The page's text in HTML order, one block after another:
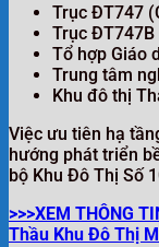
Trục ĐT747
Trục ĐT747B
Tổ hợp Giáo
Trung tâm
Khu đô thị
Việc ưu tiên hạ
hướng phát triển
bộ Khu Đô Thị Số
>>>XEM THÔNG
Thầu Khu Đô Thị